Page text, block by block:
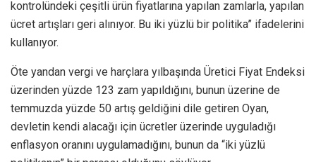
kontrolündeki çeşitli ürün fiyatlarına yapılan zamlarla, yapılan
ücret artışları geri alınıyor. Bu iki yüzlü bir politika” ifadelerini
kullanıyor.
Öte yandan vergi ve harçlara yılbaşında Üretici Fiyat Endeksi
üzerinden yüzde 123 zam yapıldığını, bunun üzerine de
temmuzda yüzde 50 artış geldiğini dile getiren Oyan,
devletin kendi alacağı için ücretler üzerinde uyguladığı
enflasyon oranını uygulamadığını, bunun da “iki yüzlü